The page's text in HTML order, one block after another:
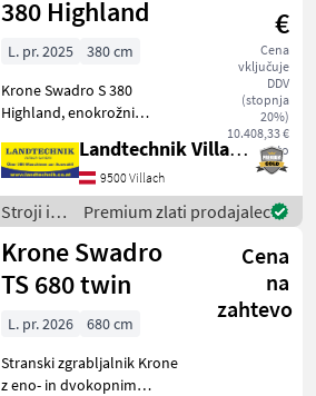
in
spravilo
/ Krone
380 Highland
€
Cena
vključuje
DDV
(stopnja
20%)
10.408,33 €
neto
L. pr. 2025
380 cm
Krone Swadro S 380
Highland, enokrožni
osjo, 5 zložljivih ročajev z
zobmi, 4 dvojna dvigalna
vilica na roko, sprednje
opazovalno kolo, vrtlj
Landtechnik Villach GmbH
9500 Villach
Stroji in
oprema
za žetev
in
spravilo
/ Krone
Premium zlati prodajalec
Krone Swadro
TS 680 twin
Cena
na
zahtevo
L. pr. 2026
680 cm
Stranski zgrabljalnik Krone
z eno- in dvokopnim